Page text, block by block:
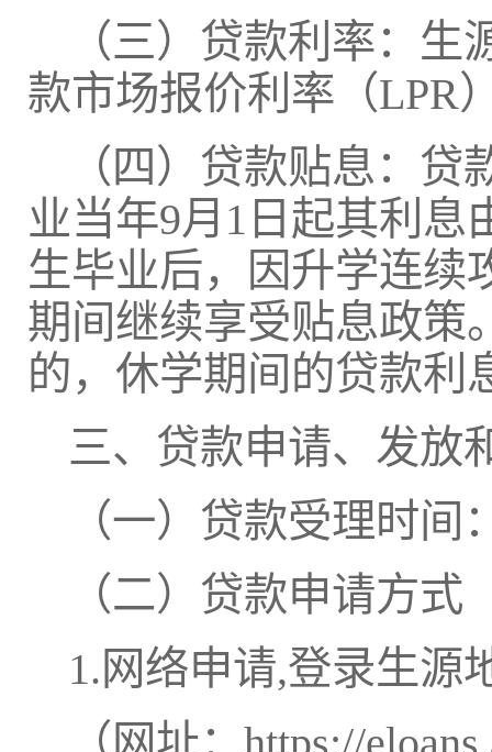
（三）贷款利率：
款市场报价利率（LPR
（四）贷款贴息：
业当年9月1日起其利息
生毕业后，因升学连续
期间继续享受贴息政策
的，休学期间的贷款利
三、贷款申请、发放
（一）贷款受理时间
（二）贷款申请方式
1.网络申请,登录生源